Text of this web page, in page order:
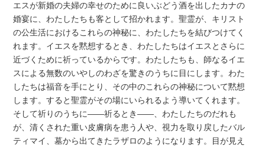
エスが新婚の夫婦の幸せのために良いぶどう酒を出したカナの
婚宴に、わたしたちも客として招かれます。聖霊が、キリスト
の公生活におけるこれらの神秘に、わたしたちを結びつけてく
れます。イエスを黙想するとき、わたしたちはイエスとさらに
近づくために祈っているからです。わたしたちも、師なるイエ
スによる無数のいやしのわざを驚きのうちに目にします。わた
したちは福音を手にとり、その中のこれらの神秘について黙想
します。すると聖霊がその場にいられるよう導いてくれます。
そして祈りのうちに――祈るとき――、わたしたちのだれも
が、清くされた重い皮膚病を患う人や、視力を取り戻したバル
ティマイ、墓から出てきたラザロのようになります。目が見え